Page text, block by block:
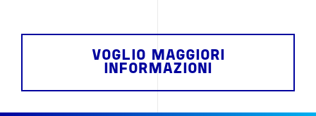
VOGLIO MAGGIORI
INFORMAZIONI